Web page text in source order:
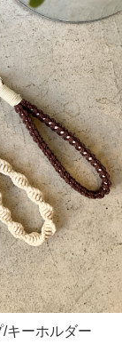
ーホルダー